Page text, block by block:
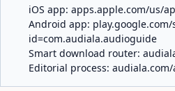
iOS app: apps.apple.com/us/
Android app:
id=com.audiala.audioguide
Smart download router:
Editorial process: